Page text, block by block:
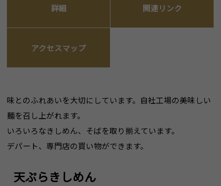
詳細 関連リンク
アクセスマップ
味とのふれあいを大切にしています。自社工場の美味しい
麺を召し上がれます。
いろいろなきしめん、そばを取り揃えています。
デパート、専門店の買い物ができます。
天ぷらきしめん